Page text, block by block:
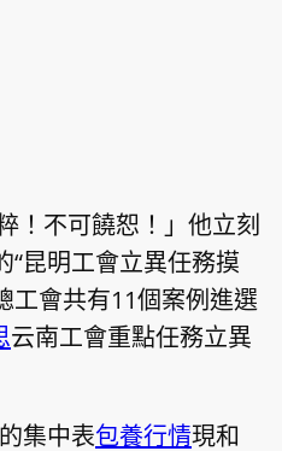
！不可饒恕！」他立刻
昆明工會立異任務摸
工會共有11個案例進選
云南工會重點任務立異
集中表包養行情現和